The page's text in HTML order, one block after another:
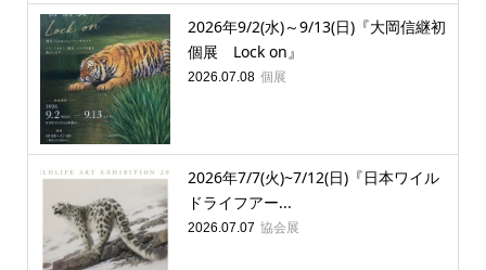
2026年9/2(水)～9/13(日)『大岡信継初
個展 Lock on』
2026.07.08 個展
2026年7/7(火)~7/12(日)『日本ワイル
ドライフアー...
2026.07.07 協会展